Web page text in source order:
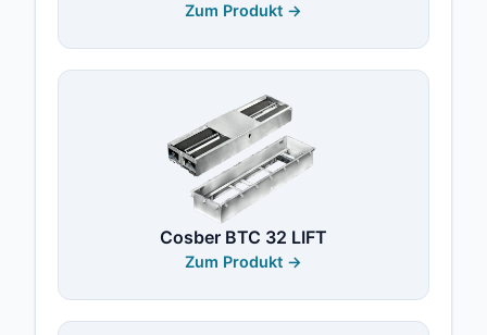
Zum Produkt →
Cosber BTC 32 LIFT
Zum Produkt →